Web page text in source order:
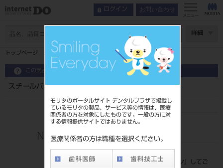
モリタのポータルサイト デンタルプラザで掲載し
ているモリタの製品、サービス等の情報は、医療
関係者の方を対象にしたものです。一般の方に対
する情報提供サイトではありません。
医療関係者の方は職種を選択ください。
ログイン お問い合わせ
メニュー
詳細
トップページ スチールバー ＭＧＳＴ３８ ＲＡ ５入
この商品に関するお問い合わせ
スチールバー ＭＧＳＴ３８ ＲＡ ５入
品目コード
価格の確認は『ログイン
』してご